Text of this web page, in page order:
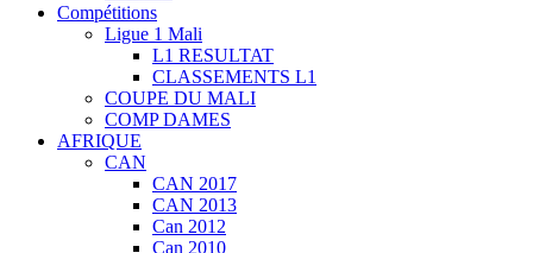
Compétitions
Ligue 1 Mali
L1 RESULTAT
CLASSEMENTS L1
COUPE DU MALI
COMP DAMES
AFRIQUE
CAN
CAN 2017
CAN 2013
Can 2012
Can 2010